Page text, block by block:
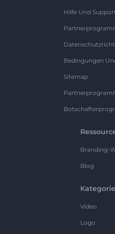
Hilfe Und
Bedingungen
Sitemap
Branding-
Blog
Video
Logo